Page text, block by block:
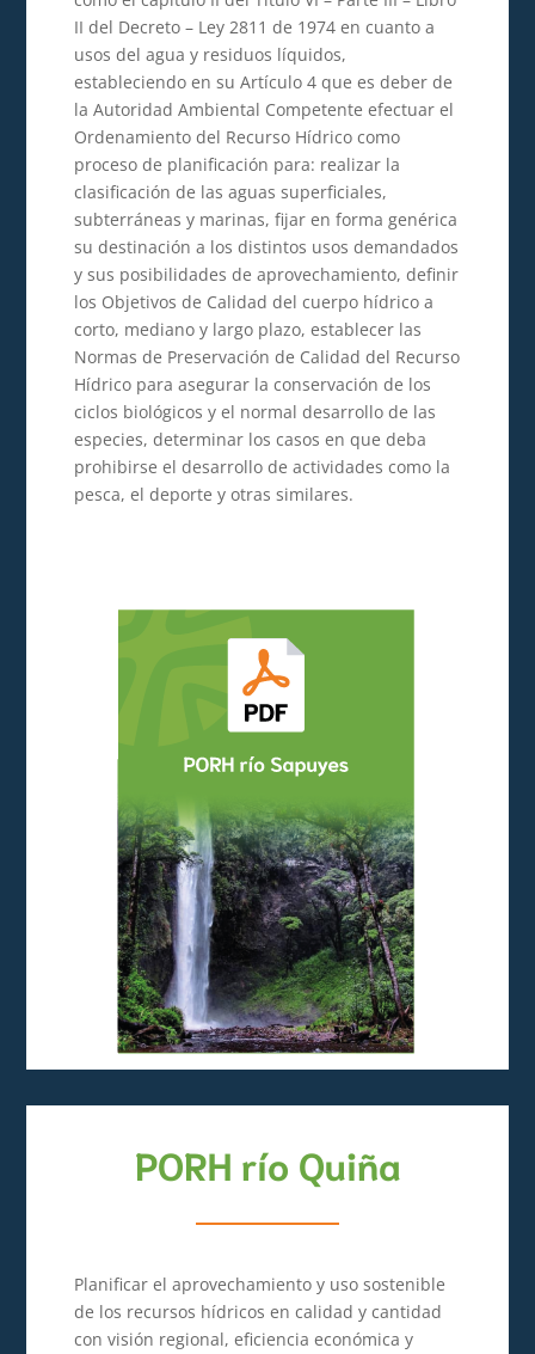
II del Decreto – Ley 2811 de 1974 en cuanto a
usos del agua y residuos líquidos,
estableciendo en su Artículo 4 que es deber de
la Autoridad Ambiental Competente efectuar el
Ordenamiento del Recurso Hídrico como
proceso de planificación para: realizar la
clasificación de las aguas superficiales,
subterráneas y marinas, fijar en forma genérica
su destinación a los distintos usos demandados
y sus posibilidades de aprovechamiento, definir
los Objetivos de Calidad del cuerpo hídrico a
corto, mediano y largo plazo, establecer las
Normas de Preservación de Calidad del Recurso
Hídrico para asegurar la conservación de los
ciclos biológicos y el normal desarrollo de las
especies, determinar los casos en que deba
prohibirse el desarrollo de actividades como la
pesca, el deporte y otras similares.
PORH río Quiña
Planificar el aprovechamiento y uso sostenible
de los recursos hídricos en calidad y cantidad
con visión regional, eficiencia económica y